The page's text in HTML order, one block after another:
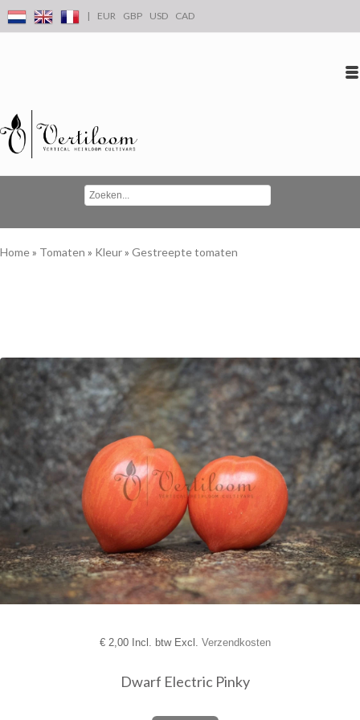
| EUR GBP USD CAD
Home» Tomaten » Kleur» Gestreepte tomaten
€2,00 Incl. btw Excl. Verzendkosten
Dwarf Electric Pinky